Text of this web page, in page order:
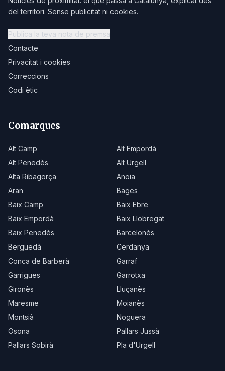
del territori. Sense publicitat ni cookies.
Publica la teva nota de premsa
Contacte
Privacitat i cookies
Correccions
Codi ètic
Comarques
Alt Camp
Alt Empordà
Alt Penedès
Alt Urgell
Alta Ribagorça
Anoia
Aran
Bages
Baix Camp
Baix Ebre
Baix Empordà
Baix Llobregat
Baix Penedès
Barcelonès
Berguedà
Cerdanya
Conca de Barberà
Garraf
Garrigues
Garrotxa
Gironès
Lluçanès
Maresme
Moianès
Montsià
Noguera
Osona
Pallars Jussà
Pallars Sobirà
Pla d'Urgell